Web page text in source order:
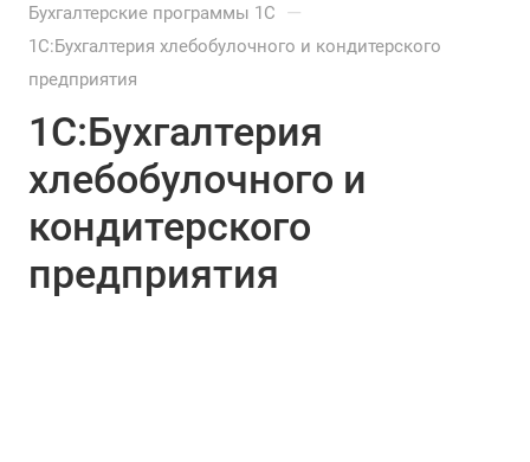
Бухгалтерские программы 1С —
1С:Бухгалтерия хлебобулочного и кондитерского
предприятия
1С:Бухгалтерия
хлебобулочного и
кондитерского
предприятия